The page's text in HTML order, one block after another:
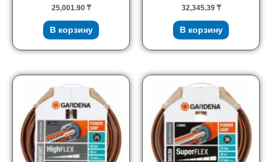
25,001.90 ₸
В корзину
32,345.39 ₸
В корзину